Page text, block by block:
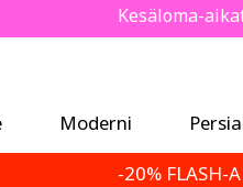
Säästä 5 % ylimääräistä —
Moderni
-20% FLASH-